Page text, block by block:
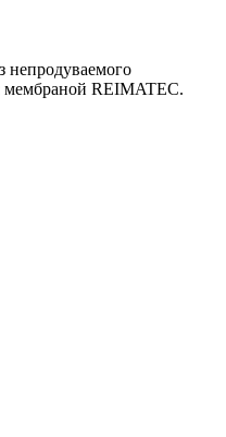
мембраной REIMATEC.